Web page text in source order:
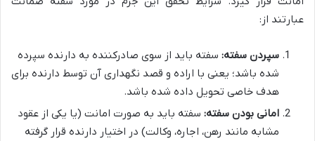
عبارتند از:
سپردن سفته: سفته باید از سوی صادرکننده به دارنده سپرده
شده باشد؛ یعنی با اراده و قصد نگهداری آن توسط دارنده برای
هدف خاصی تحویل داده شده باشد.
امانی بودن سفته: سفته باید به صورت امانت (یا یکی از عقود
مشابه مانند رهن، اجاره، وکالت) در اختیار دارنده قرار گرفته